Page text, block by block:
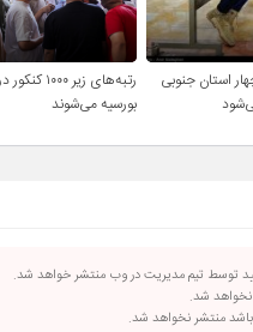
استان جنوبی
رتبه‌های زیر
بورسیه می‌شوند
توسط تیم مدیریت در وب منتشر خواهد شد.
نخواهد شد.
باشد منتشر نخواهد شد.